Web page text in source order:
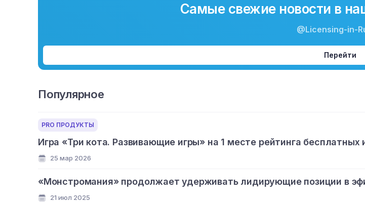
Самые свежие новости в
@Licensing-in-
Перейти
Популярное
PRO ПРОДУКТЫ
Игра «Три кота. Развивающие игры» на 1 месте рейтинга
25 мар 2026
«Монстромания» продолжает удерживать лидирующие позиции в
21 июл 2025